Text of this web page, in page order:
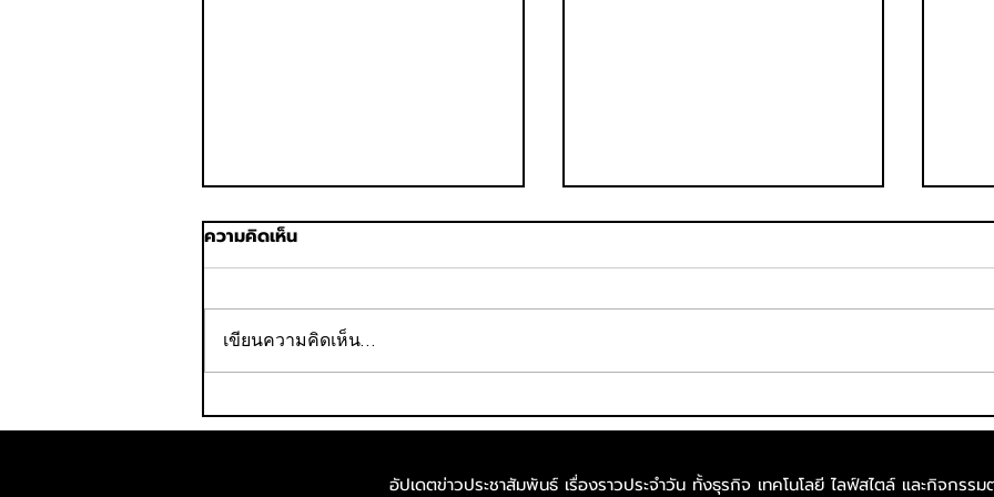
ฮาล์ฟ มาราธอน 2026” สนามที่
เชียร์เอเชียนเกมส์ครั้งแรกใน
ไทย ส่งบิ๊กแคมเปญ “
ร
ความคิดเห็น
เขียนความคิดเห็น…
อัปเดตข่าวประชาสัมพันธ์ เรื่องราวประจำวัน ทั้งธุรกิจ เทคโนโลยี ไลฟ์สไตล์​ และกิจกรรม